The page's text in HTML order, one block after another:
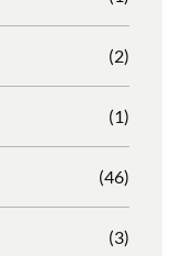
(2)
(1)
(46)
(3)